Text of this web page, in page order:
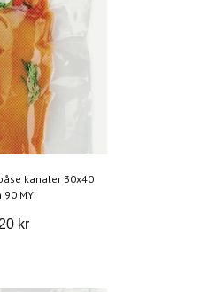
kanaler 30x40
90 MY
kr